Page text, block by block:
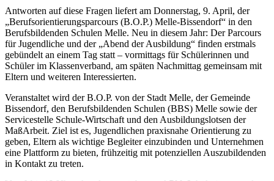
Antworten auf diese Fragen liefert am Donnerstag, 9. April, der
„Berufsorientierungsparcours (B.O.P.) Melle-Bissendorf“ in den
Berufsbildenden Schulen Melle. Neu in diesem Jahr: Der Parcours
für Jugendliche und der „Abend der Ausbildung“ finden erstmals
gebündelt an einem Tag statt – vormittags für Schülerinnen und
Schüler im Klassenverband, am späten Nachmittag gemeinsam mit
Eltern und weiteren Interessierten.
Veranstaltet wird der B.O.P. von der Stadt Melle, der Gemeinde
Bissendorf, den Berufsbildenden Schulen (BBS) Melle sowie der
Servicestelle Schule-Wirtschaft und den Ausbildungslotsen der
MaßArbeit. Ziel ist es, Jugendlichen praxisnahe Orientierung zu
geben, Eltern als wichtige Begleiter einzubinden und Unternehmen
eine Plattform zu bieten, frühzeitig mit potenziellen Auszubildenden
in Kontakt zu treten.